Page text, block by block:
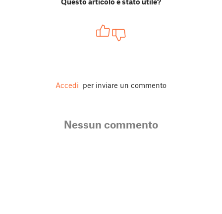
Accedi per inviare un commento
Nessun commento